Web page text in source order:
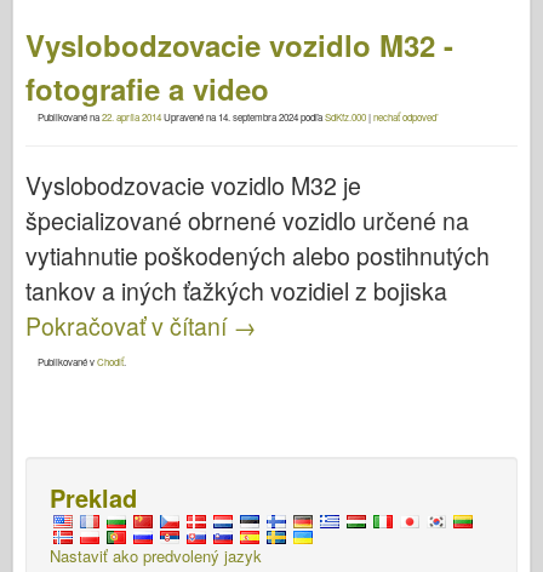
Vyslobodzovacie vozidlo M32 -
fotografie a video
Publikované na22. apríla 2014Upravené na 14. septembra 2024podľaSdKfz.000|nechať odpoveď
Vyslobodzovacie vozidlo M32 je
špecializované obrnené vozidlo určené na
vytiahnutie poškodených alebo postihnutých
tankov a iných ťažkých vozidiel z bojiska
Pokračovať v čítaní →
Publikované vChodiť.
Preklad
Nastaviť ako predvolený jazyk